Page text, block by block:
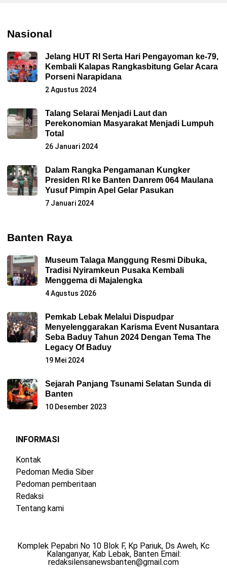
Nasional
Jelang HUT RI Serta Hari Pengayoman ke-79,
Kembali Kalapas Rangkasbitung Gelar Acara
Porseni Narapidana
2 Agustus 2024
Talang Selarai Menjadi Laut dan
Perekonomian Masyarakat Menjadi Lumpuh
Total
26 Januari 2024
Dalam Rangka Pengamanan Kungker
Presiden RI ke Banten Danrem 064 Maulana
Yusuf Pimpin Apel Gelar Pasukan
7 Januari 2024
Banten Raya
Museum Talaga Manggung Resmi Dibuka,
Tradisi Nyiramkeun Pusaka Kembali
Menggema di Majalengka
4 Agustus 2026
Pemkab Lebak Melalui Dispudpar
Menyelenggarakan Karisma Event Nusantara
Seba Baduy Tahun 2024 Dengan Tema The
Legacy Of Baduy
19 Mei 2024
Sejarah Panjang Tsunami Selatan Sunda di
Banten
10 Desember 2023
INFORMASI
Kontak
Pedoman Media Siber
Pedoman pemberitaan
Redaksi
Tentang kami
Komplek Pepabri No 10 Blok F, Kp Pariuk, Ds Aweh, Kc
Kalanganyar, Kab Lebak, Banten Email:
redaksilensanewsbanten@gmail.com